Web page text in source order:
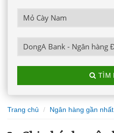
TÌM
Trang chủ Ngân hàng gần nhất